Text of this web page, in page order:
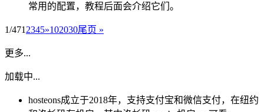
常用的配置，教程后面会介绍它们。
1/471 2345»102030尾页 »
更多...
加载中...
hosteons成立于2018年，支持支付宝和微信支付，在纽约